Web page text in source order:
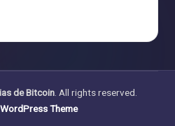
de Bitcoin . All rights reserved.
Theme